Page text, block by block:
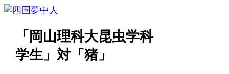
「岡山理科大昆虫学科
学生」対「猪」